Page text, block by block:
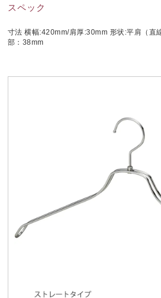
スペック
寸法 横幅:420mm/肩厚:30mm 形状:平肩（直
部：38mm